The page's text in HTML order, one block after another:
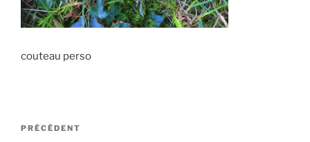
couteau perso
Navigation
Article
PRÉCÉDENT